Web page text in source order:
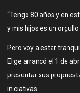
“Tengo 80 años y en
y mis hijos es un
Pero voy a estar
Elige arrancó el 1 de
presentar sus
iniciativas.